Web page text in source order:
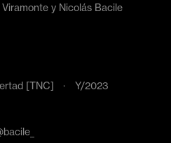
y Nicolás Bacile
[TNC] · Y/2023